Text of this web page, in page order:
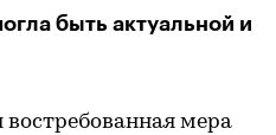
быть актуальной и
мера